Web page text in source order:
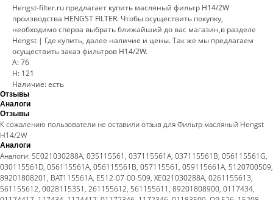
Hengst-filter.ru предлагает купить масляный фильтр H14/2W
производства HENGST FILTER. Чтобы осуществить покупку,
необходимо сперва выбрать ближайший до вас магазин,в разделе
Hengst | Где купить, далее наличие и цены. Так же мы предлагаем
осуществить заказ фильтров H14/2W.
A: 76
H: 121
Наличие: есть
Отзывы
Аналоги
Отзывы
К сожалению пользователи не оставили отзыв для Фильтр масляный Hengst
H14/2W
Аналоги
Аналоги: SE021030288A, 035115561, 037115561A, 037115561B, 056115561G,
030115561D, 056115561A, 056115561B, 057115561, 059115661A, 5120700509,
89201808201, BAT115561A, E512-07-00-509, XE021030288A, 0261155613,
561155612, 0028115351, 261155612, 561155611, 89201808900, 0117434,